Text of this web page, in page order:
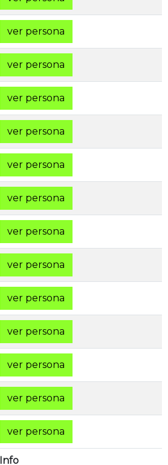
ver persona
ver persona
ver persona
ver persona
ver persona
ver persona
ver persona
ver persona
ver persona
ver persona
ver persona
ver persona
ver persona
Info